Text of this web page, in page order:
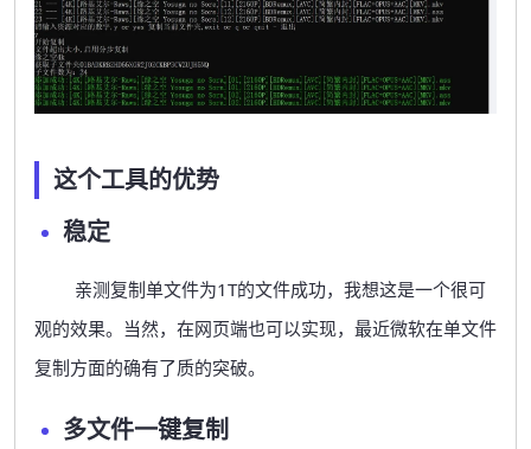
这个工具的优势
稳定
亲测复制单文件为1T的文件成功，我想这是一个很可
观的效果。当然，在网页端也可以实现，最近微软在单文件
复制方面的确有了质的突破。
多文件一键复制